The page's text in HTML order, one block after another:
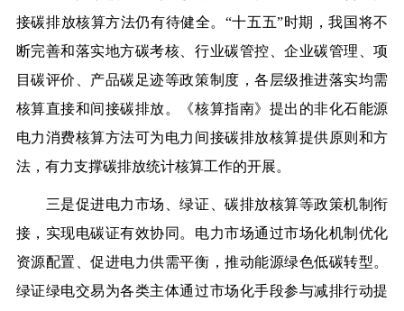
接碳排放核算方法仍有待健全。“十五五”时期，我国将不
断完善和落实地方碳考核、行业碳管控、企业碳管理、项
目碳评价、产品碳足迹等政策制度，各层级推进落实均需
核算直接和间接碳排放。《核算指南》提出的非化石能源
电力消费核算方法可为电力间接碳排放核算提供原则和方
法，有力支撑碳排放统计核算工作的开展。
三是促进电力市场、绿证、碳排放核算等政策机制衔
接，实现电碳证有效协同。 电力市场通过市场化机制优化
资源配置、促进电力供需平衡，推动能源绿色低碳转型。
绿证绿电交易为各类主体通过市场化手段参与减排行动提